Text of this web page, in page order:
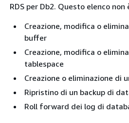
RDS per Db2. Questo elenco non
Creazione, modifica o
buffer
Creazione, modifica o
tablespace
Creazione o eliminazione di
Ripristino di un backup di
Roll forward dei log di